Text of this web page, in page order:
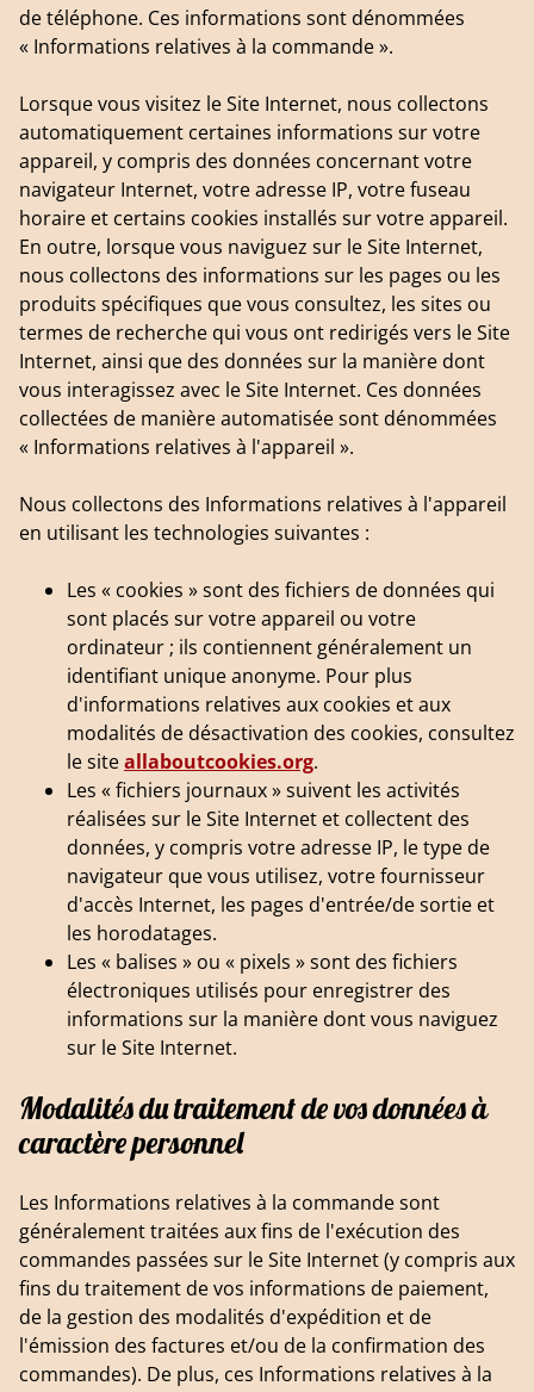
de téléphone. Ces informations sont dénommées
« Informations relatives à la commande ».
Lorsque vous visitez le Site Internet, nous collectons
automatiquement certaines informations sur votre
appareil, y compris des données concernant votre
navigateur Internet, votre adresse IP, votre fuseau
horaire et certains cookies installés sur votre appareil.
En outre, lorsque vous naviguez sur le Site Internet,
nous collectons des informations sur les pages ou les
produits spécifiques que vous consultez, les sites ou
termes de recherche qui vous ont redirigés vers le Site
Internet, ainsi que des données sur la manière dont
vous interagissez avec le Site Internet. Ces données
collectées de manière automatisée sont dénommées
« Informations relatives à l'appareil ».
Nous collectons des Informations relatives à l'appareil
en utilisant les technologies suivantes :
Les « cookies » sont des fichiers de données qui
sont placés sur votre appareil ou votre
ordinateur ; ils contiennent généralement un
identifiant unique anonyme. Pour plus
d'informations relatives aux cookies et aux
modalités de désactivation des cookies, consultez
le siteallaboutcookies.org.
Les « fichiers journaux » suivent les activités
réalisées sur le Site Internet et collectent des
données, y compris votre adresse IP, le type de
navigateur que vous utilisez, votre fournisseur
d'accès Internet, les pages d'entrée/de sortie et
les horodatages.
Les « balises » ou « pixels » sont des fichiers
électroniques utilisés pour enregistrer des
informations sur la manière dont vous naviguez
sur le Site Internet.
Modalités du traitement de vos données à
caractère personnel
Les Informations relatives à la commande sont
généralement traitées aux fins de l'exécution des
commandes passées sur le Site Internet (y compris aux
fins du traitement de vos informations de paiement,
de la gestion des modalités d'expédition et de
l'émission des factures et/ou de la confirmation des
commandes). De plus, ces Informations relatives à la